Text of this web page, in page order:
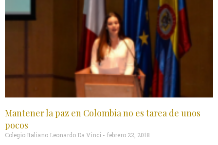
Mantener la paz en Colombia no es tarea de unos
pocos
Colegio Italiano Leonardo Da Vinci febrero 22, 2018